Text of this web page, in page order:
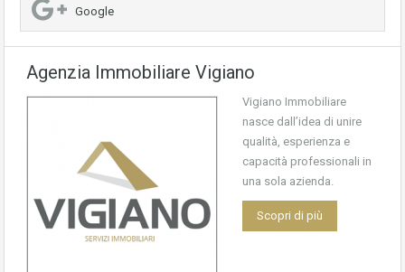
Google
Agenzia Immobiliare Vigiano
Vigiano Immobiliare
nasce dall’idea di unire
qualità, esperienza e
capacità professionali in
una sola azienda.
Scopri di più